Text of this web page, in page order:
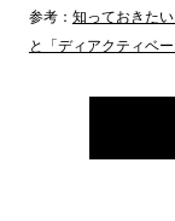
参考： 知っておきた
と「ディアクティベー